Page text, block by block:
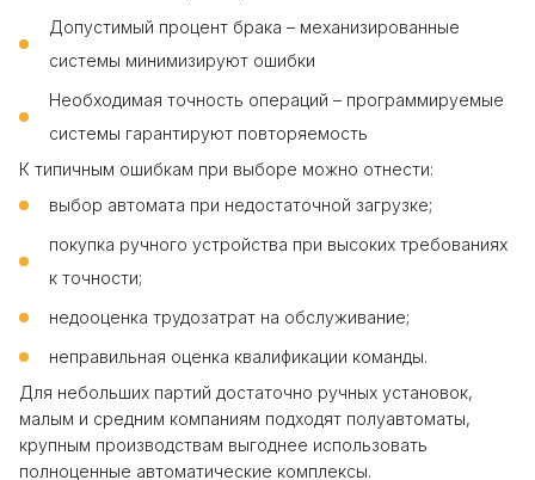
Допустимый процент брака – механизированные
системы минимизируют ошибки
Необходимая точность операций – программируемые
системы гарантируют повторяемость
К типичным ошибкам при выборе можно отнести:
выбор автомата при недостаточной загрузке;
покупка ручного устройства при высоких требованиях
к точности;
недооценка трудозатрат на обслуживание;
неправильная оценка квалификации команды.
Для небольших партий достаточно ручных установок,
малым и средним компаниям подходят полуавтоматы,
крупным производствам выгоднее использовать
полноценные автоматические комплексы.